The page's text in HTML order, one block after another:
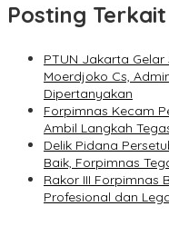
Posting Terkait
PTUN Jakarta
Moerdjoko Cs,
Dipertanyakan
Forpimnas Kecam
Ambil Langkah
Delik Pidana
Baik, Forpimnas
Rakor III Forpimnas
Profesional dan